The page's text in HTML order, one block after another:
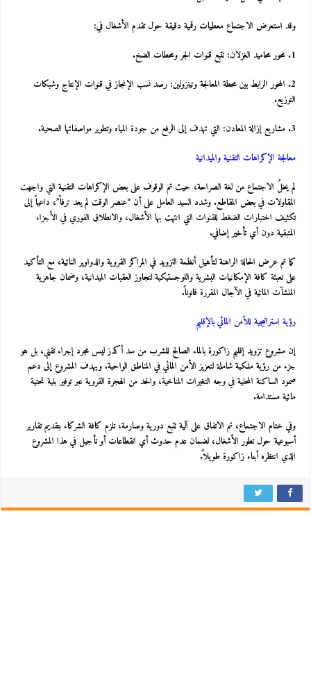
وقد استعرض الاجتماع معطيات رقمية دقيقة حول تقدم الأشغال في:
1. محور محاميد الغزلان: تتبع قنوات الجر ومحطات الضخ.
2. المحور الرابط بين محطة المعالجة وتينزولين: رصد نسب الإنجاز في قنوات الإنتاج وشبكات
التوزيع.
3. مشاريع إزالة المعادن: التي تهدف إلى الرفع من جودة المياه وتطوير مواصفاتها الصحية.
معالجة الإكراهات التقنية والميدانية
لم يخلُ الاجتماع من لغة الصراحة، حيث تم الوقوف على بعض الإكراهات التقنية التي واجهت
المقاولات في بعض المقاطع. وشدد السيد العامل على أن “عنصر الوقت لم يعد ترفاً”، داعياً إلى
تكثيف اختبارات الضغط للقنوات التي انتهت بها الأشغال، والانطلاق الفوري في الأجزاء
المتبقية دون أي تأخير إضافي.
كما تم عرض الحالة الراهنة لتأهيل أنظمة التزويد في المراكز القروية والدواوير النائية، مع التأكيد
على تعبئة كافة الإمكانيات البشرية واللوجستيكية لتجاوز العقبات الميدانية، وضمان جاهزية
المنشآت المائية في الآجال المقررة قانوناً.
رؤية استراتيجية للأمن المائي بالإقليم
إن مشروع تزويد إقليم زاكورة بالماء الصالح للشرب من سد أكدز ليس مجرد إجراء تقني، بل هو
جزء من رؤية ملكية شاملة لتعزيز الأمن المائي في المناطق الواحية. ويهدف المشروع إلى دعم
صمود الساكنة المحلية في وجه التغيرات المناخية، والحد من الهجرة القروية عبر توفير بنية تحتية
مائية مستدامة.
وفي ختام الاجتماع، تم الاتفاق على آلية تتبع دورية وصارمة، تلزم كافة الشركاء بتقديم تقارير
أسبوعية حول تطور الأشغال، لضمان عدم حدوث أي انقطاعات أو تأجيل في هذا المشروع
الذي انتظره أبناء زاكورة طويلاً.